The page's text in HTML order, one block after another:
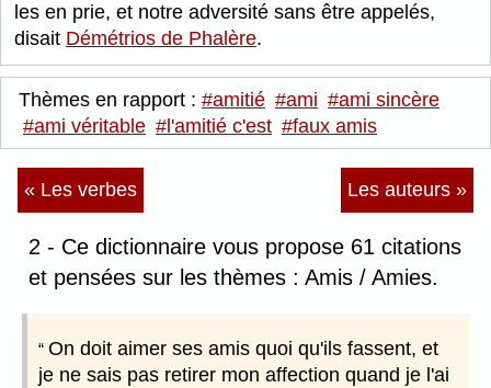
les en prie, et notre adversité sans être appelés,
disait Démétrios de Phalère.
Thèmes en rapport : #amitié #ami #ami sincère
#ami véritable #l'amitié c'est #faux amis
« Les verbes Les auteurs »
2 - Ce dictionnaire vous propose 61 citations
et pensées sur les thèmes : Amis / Amies.
On doit aimer ses amis quoi qu'ils fassent, et
je ne sais pas retirer mon affection quand je l'ai